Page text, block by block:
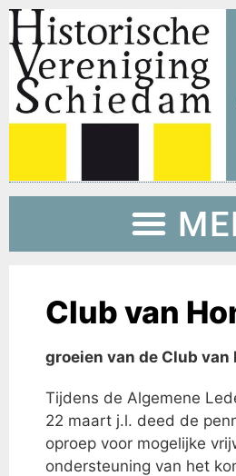
Club van
groeien van de Club van
Tijdens de Algemene
22 maart j.l. deed de
oproep voor mogelijke
ondersteuning van het